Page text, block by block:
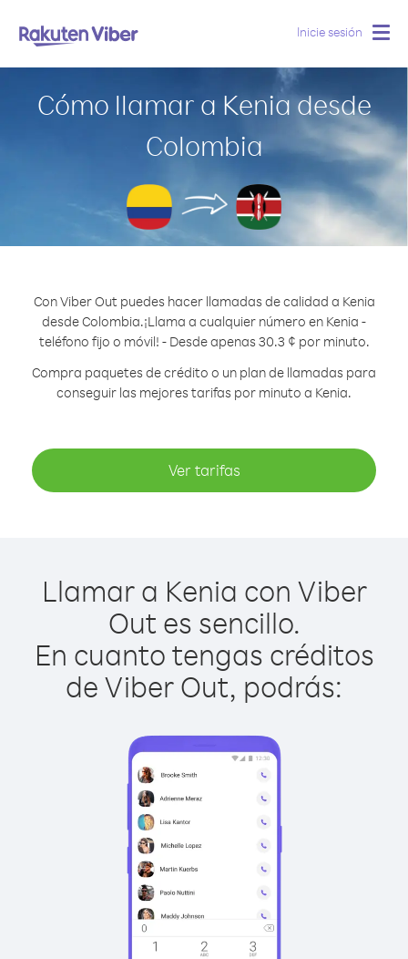
Inicie sesión
Cómo llamar a Kenia desde
Colombia
Con Viber Out puedes hacer llamadas de calidad a Kenia
desde Colombia.¡Llama a cualquier número en Kenia -
teléfono fijo o móvil! - Desde apenas 30.3 ¢ por minuto.
Compra paquetes de crédito o un plan de llamadas para
conseguir las mejores tarifas por minuto a Kenia.
Ver tarifas
Llamar a Kenia con Viber
Out es sencillo.
En cuanto tengas créditos
de Viber Out, podrás: